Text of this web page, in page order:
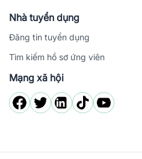
Nhà tuyển dụng
Đăng tin tuyển dụng
Tìm kiếm hồ sơ ứng viên
Mạng xã hội